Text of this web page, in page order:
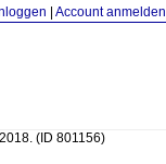
Account anmelden
(ID 801156)